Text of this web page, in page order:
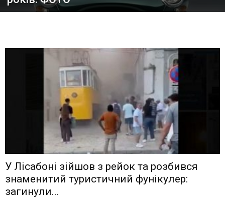
У Лісабоні зійшов з рейок та розбився
знаменитий туристичний фунікулер:
загинули...